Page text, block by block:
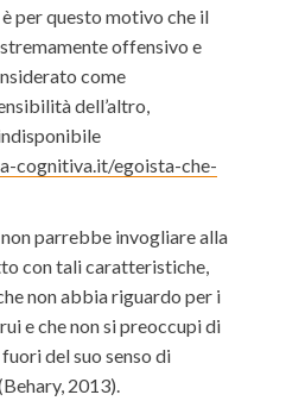
per questo motivo che il
offensivo e
come
dell’altro,
cognitiva.it/egoista-che-
parrebbe invogliare alla
con tali caratteristiche,
non abbia riguardo per i
e che non si preoccupi di
del suo senso di
2013).